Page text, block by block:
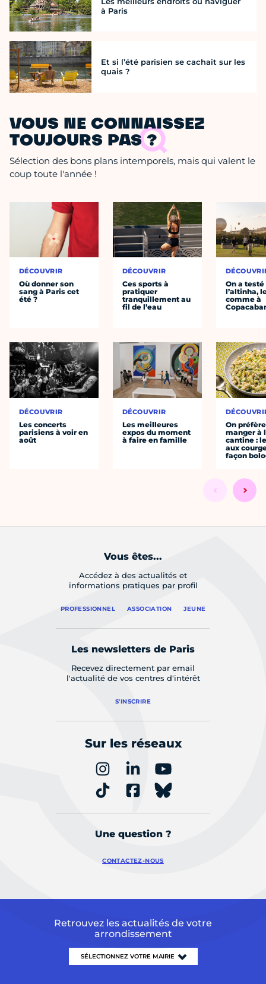
à Paris
Et si l’été parisien se cachait sur les
quais ?
VOUS NE CONNAISSEZ
TOUJOURS PAS ?
Sélection des bons plans intemporels, mais qui valent le
coup toute l'année !
DÉCOUVRIR
Où donner son
sang à Paris cet
été ?
DÉCOUVRIR
Les concerts
parisiens à voir en
août
DÉCOUVRIR
Ces sports à
pratiquer
tranquillement au
fil de l’eau
DÉCOUVRIR
Les meilleures
expos du moment
à faire en famille
On a testé
l’altinha,
comme à
On préfère
manger à
cantine :
aux
façon
Vous êtes...
Accédez à des actualités et
informations pratiques par profil
PROFESSIONNEL ASSOCIATION JEUNE
Les newsletters de Paris
Recevez directement par email
l'actualité de vos centres d'intérêt
S'INSCRIRE
Sur les réseaux
Une question ?
CONTACTEZ-NOUS
Retrouvez les actualités de votre
arrondissement